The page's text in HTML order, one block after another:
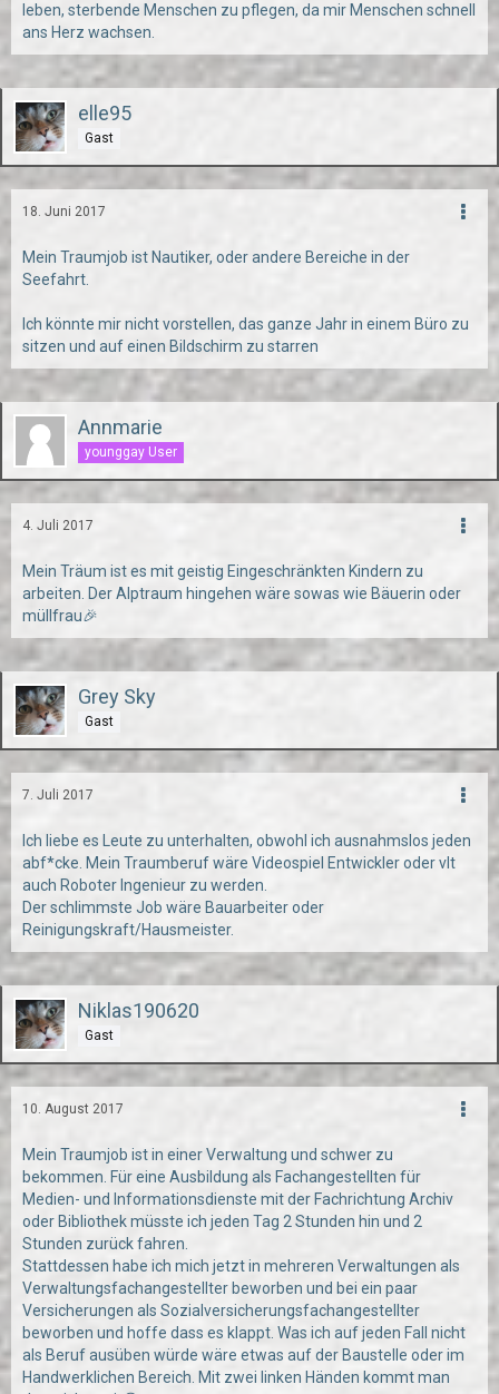
leben, sterbende Menschen zu pflegen, da mir Menschen schnell
ans Herz wachsen.
elle95
Gast
18. Juni 2017
Mein Traumjob ist Nautiker, oder andere Bereiche in der
Seefahrt.
Ich könnte mir nicht vorstellen, das ganze Jahr in einem Büro zu
sitzen und auf einen Bildschirm zu starren
Annmarie
younggay User
4. Juli 2017
Mein Träum ist es mit geistig Eingeschränkten Kindern zu
arbeiten. Der Alptraum hingehen wäre sowas wie Bäuerin oder
müllfrau🎉
Grey Sky
Gast
7. Juli 2017
Ich liebe es Leute zu unterhalten, obwohl ich ausnahmslos jeden
abf*cke. Mein Traumberuf wäre Videospiel Entwickler oder vlt
auch Roboter Ingenieur zu werden.
Der schlimmste Job wäre Bauarbeiter oder
Reinigungskraft/Hausmeister.
Niklas190620
Gast
10. August 2017
Mein Traumjob ist in einer Verwaltung und schwer zu
bekommen. Für eine Ausbildung als Fachangestellten für
Medien- und Informationsdienste mit der Fachrichtung Archiv
oder Bibliothek müsste ich jeden Tag 2 Stunden hin und 2
Stunden zurück fahren.
Stattdessen habe ich mich jetzt in mehreren Verwaltungen als
Verwaltungsfachangestellter beworben und bei ein paar
Versicherungen als Sozialversicherungsfachangestellter
beworben und hoffe dass es klappt. Was ich auf jeden Fall nicht
als Beruf ausüben würde wäre etwas auf der Baustelle oder im
Handwerklichen Bereich. Mit zwei linken Händen kommt man